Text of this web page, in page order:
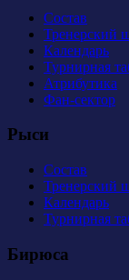
Состав
Тренерский
Календарь
Турнирная
Атрибутика
Фан-сектор
Рыси
Состав
Тренерский
Календарь
Турнирная
Бирюса